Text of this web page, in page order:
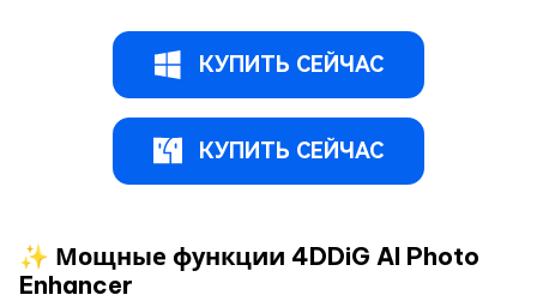
КУПИТЬ СЕЙЧАС
КУПИТЬ СЕЙЧАС
✨ Мощные функции 4DDiG AI Photo
Enhancer